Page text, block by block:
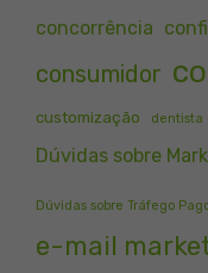
concorrência
consumidor
customização dentista
Dúvidas sobre
Dúvidas sobre Tráfego
e-mail